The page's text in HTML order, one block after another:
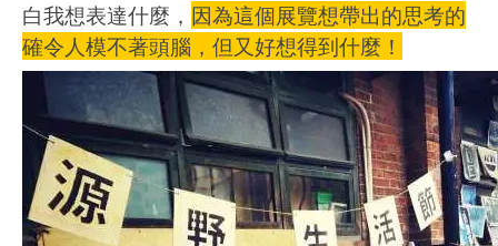
白我想表達什麼， 因為這個展覽想帶出的思考的
確令人模不著頭腦，但又好想得到什麼！